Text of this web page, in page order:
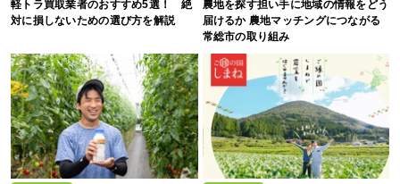
軽トラ買取業者のおすすめ5選！ 絶
対に損しないための選び方を解説
農地を探す担い手に地域の情報をどう
届けるか 農地マッチングにつながる
常総市の取り組み